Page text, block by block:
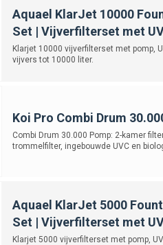
Aquael KlarJet 10000
Set | Vijverfilterset met
Klarjet 10000 vijverfilterset met pomp,
vijvers tot 10000 liter.
Koi Pro Combi Drum
Combi Drum 30.000 Pomp: 2-kamer
trommelfilter, ingebouwde UVC en
Aquael KlarJet 5000
Set | Vijverfilterset met
Klarjet 5000 vijverfilterset met pomp,